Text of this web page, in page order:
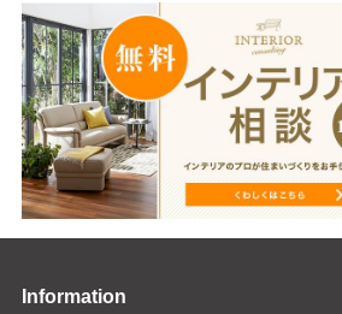
Information